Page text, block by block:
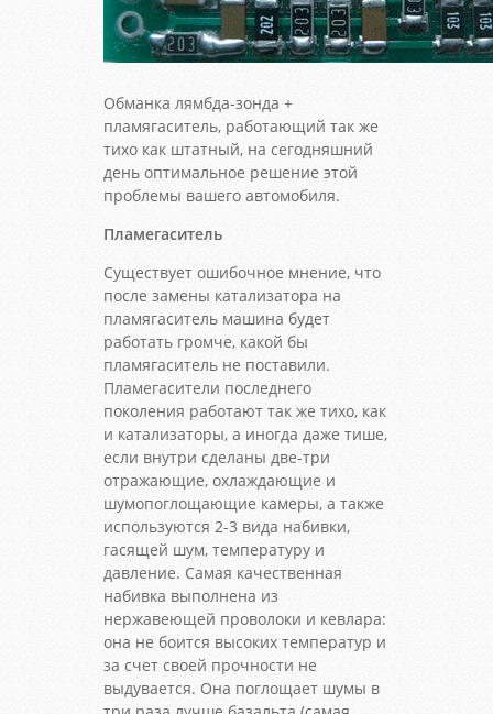
Обманка лямбда-зонда +
пламягаситель, работающий так же
тихо как штатный, на сегодняшний
день оптимальное решение этой
проблемы вашего автомобиля.
Пламегаситель
Существует ошибочное мнение, что
после замены катализатора на
пламягаситель машина будет
работать громче, какой бы
пламягаситель не поставили.
Пламегасители последнего
поколения работают так же тихо, как
и катализаторы, а иногда даже тише,
если внутри сделаны две-три
отражающие, охлаждающие и
шумопоглощающие камеры, а также
используются 2-3 вида набивки,
гасящей шум, температуру и
давление. Самая качественная
набивка выполнена из
нержавеющей проволоки и кевлара:
она не боится высоких температур и
за счет своей прочности не
выдувается. Она поглощает шумы в